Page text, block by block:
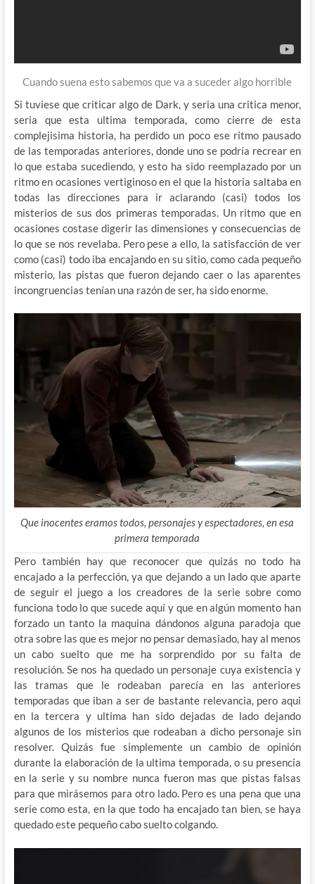
Cuando suena esto sabemos que va a suceder algo horrible
Si tuviese que criticar algo de Dark, y seria una critica menor,
seria que esta ultima temporada, como cierre de esta
complejisima historia, ha perdido un poco ese ritmo pausado
de las temporadas anteriores, donde uno se podría recrear en
lo que estaba sucediendo, y esto ha sido reemplazado por un
ritmo en ocasiones vertiginoso en el que la historia saltaba en
todas las direcciones para ir aclarando (casi) todos los
misterios de sus dos primeras temporadas. Un ritmo que en
ocasiones costase digerir las dimensiones y consecuencias de
lo que se nos revelaba. Pero pese a ello, la satisfacción de ver
como (casi) todo iba encajando en su sitio, como cada pequeño
misterio, las pistas que fueron dejando caer o las aparentes
incongruencias tenían una razón de ser, ha sido enorme.
Que inocentes eramos todos, personajes y espectadores, en esa
primera temporada
Pero también hay que reconocer que quizás no todo ha
encajado a la perfección, ya que dejando a un lado que aparte
de seguir el juego a los creadores de la serie sobre como
funciona todo lo que sucede aquí y que en algún momento han
forzado un tanto la maquina dándonos alguna paradoja que
otra sobre las que es mejor no pensar demasiado, hay al menos
un cabo suelto que me ha sorprendido por su falta de
resolución. Se nos ha quedado un personaje cuya existencia y
las tramas que le rodeaban parecía en las anteriores
temporadas que iban a ser de bastante relevancia, pero aqui
en la tercera y ultima han sido dejadas de lado dejando
algunos de los misterios que rodeaban a dicho personaje sin
resolver. Quizás fue simplemente un cambio de opinión
durante la elaboración de la ultima temporada, o su presencia
en la serie y su nombre nunca fueron mas que pistas falsas
para que mirásemos para otro lado. Pero es una pena que una
serie como esta, en la que todo ha encajado tan bien, se haya
quedado este pequeño cabo suelto colgando.